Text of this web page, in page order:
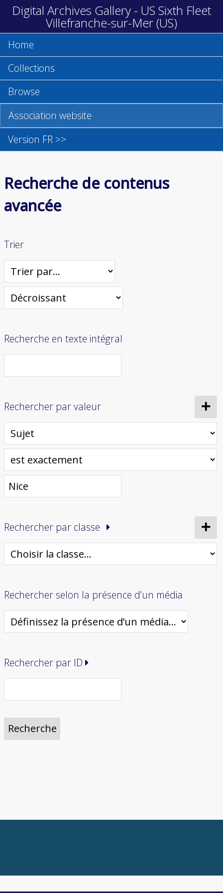
Digital Archives Gallery - US Sixth Fleet
Villefranche-sur-Mer (US)
Home
Collections
Browse
Association website
Version FR >>
Recherche de contenus
avancée
Trier
Recherche en texte intégral
Rechercher par valeur
Rechercher par classe
Rechercher selon la présence d’un média
Rechercher par ID